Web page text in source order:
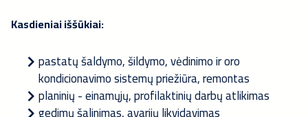
Kasdieniai iššūkiai:
pastatų šaldymo, šildymo, vėdinimo ir oro
kondicionavimo sistemų priežiūra, remontas
planinių - einamųjų, profilaktinių darbų atlikimas